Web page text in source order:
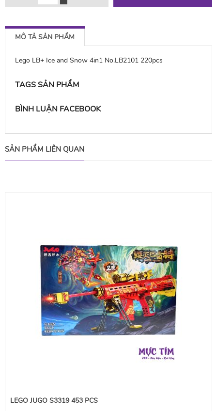
MÔ TẢ SẢN PHẨM
Lego LB+ Ice and Snow 4in1 No.LB2101 220pcs
TAGS SẢN PHẨM
BÌNH LUẬN FACEBOOK
SẢN PHẨM LIÊN QUAN
LEGO JUGO S3319 453 PCS